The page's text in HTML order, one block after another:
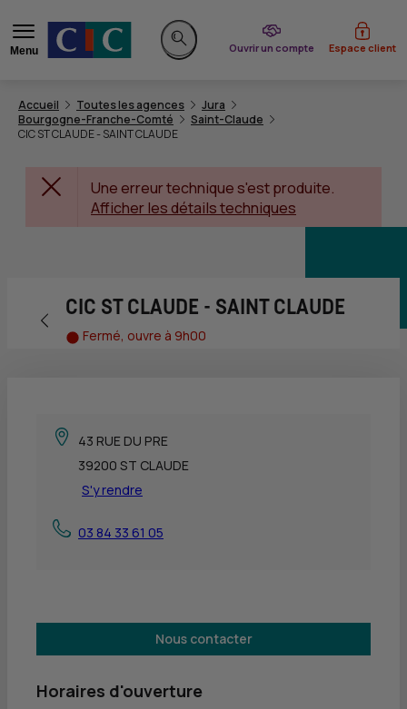
Menu
Rechercher sur le site
Ouvrir un compte
du CIC Espace client
Accueil Toutes les agences
Jura
Bourgogne-Franche-Comté
Saint-Claude
CIC ST CLAUDE - SAINT CLAUDE
Une erreur technique s'est produite.
Afficher les détails techniques
Retour vers la page précédente
CIC ST CLAUDE - SAINT CLAUDE
Fermé, ouvre à 9h00
43 RUE DU PRE
39200 ST CLAUDE
S'y rendre
03 84 33 61 05
Nous contacter
Horaires d'ouverture